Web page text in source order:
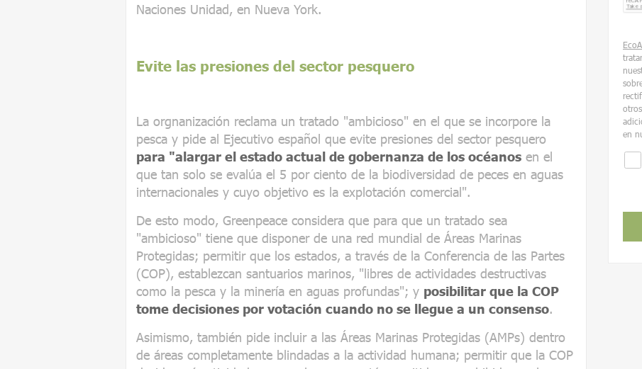
Naciones Unidad, en Nueva York.
Evite las presiones del sector pesquero
La orgnanización reclama un tratado "ambicioso" en el que se incorpore la
pesca y pide al Ejecutivo español que evite presiones del sector pesquero
para "alargar el estado actual de gobernanza de los océanos en el
que tan solo se evalúa el 5 por ciento de la biodiversidad de peces en aguas
internacionales y cuyo objetivo es la explotación comercial".
De esto modo, Greenpeace considera que para que un tratado sea
"ambicioso" tiene que disponer de una red mundial de Áreas Marinas
Protegidas; permitir que los estados, a través de la Conferencia de las Partes
(COP), establezcan santuarios marinos, "libres de actividades destructivas
como la pesca y la minería en aguas profundas"; y posibilitar que la COP
tome decisiones por votación cuando no se llegue a un consenso.
Asimismo, también pide incluir a las Áreas Marinas Protegidas (AMPs) dentro
de áreas completamente blindadas a la actividad humana; permitir que la COP
en